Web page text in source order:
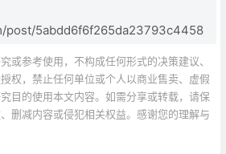
post/5abdd6f6f265da23793c4458
或参考使用，不构成任何形式的决策建议、
权，禁止任何单位或个人以商业售卖、虚假
目的使用本文内容。如需分享或转载，请保
删减内容或侵犯相关权益。感谢您的理解与